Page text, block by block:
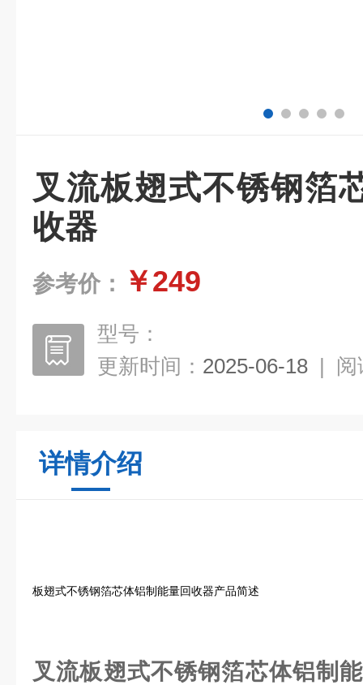
叉流板翅式不锈钢箔
收器
参考价： ￥249
型号：
更新时间： 2025-06-18 | 阅
详情介绍
板翅式不锈钢箔芯体铝制能量回收器产品简述
叉流板翅式不锈钢箔芯体铝制